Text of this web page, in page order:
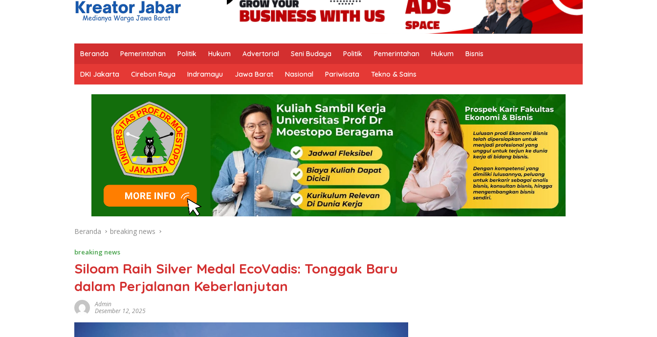
Beranda Pemerintahan Politik Hukum Advertorial Seni Budaya Politik Pemerintahan Hukum Bisnis
DKI Jakarta Cirebon Raya Indramayu Jawa Barat Nasional Pariwisata Tekno & Sains
Beranda breaking news
breaking news
Siloam Raih Silver Medal EcoVadis: Tonggak Baru
dalam Perjalanan Keberlanjutan
Admin
Desember 12, 2025